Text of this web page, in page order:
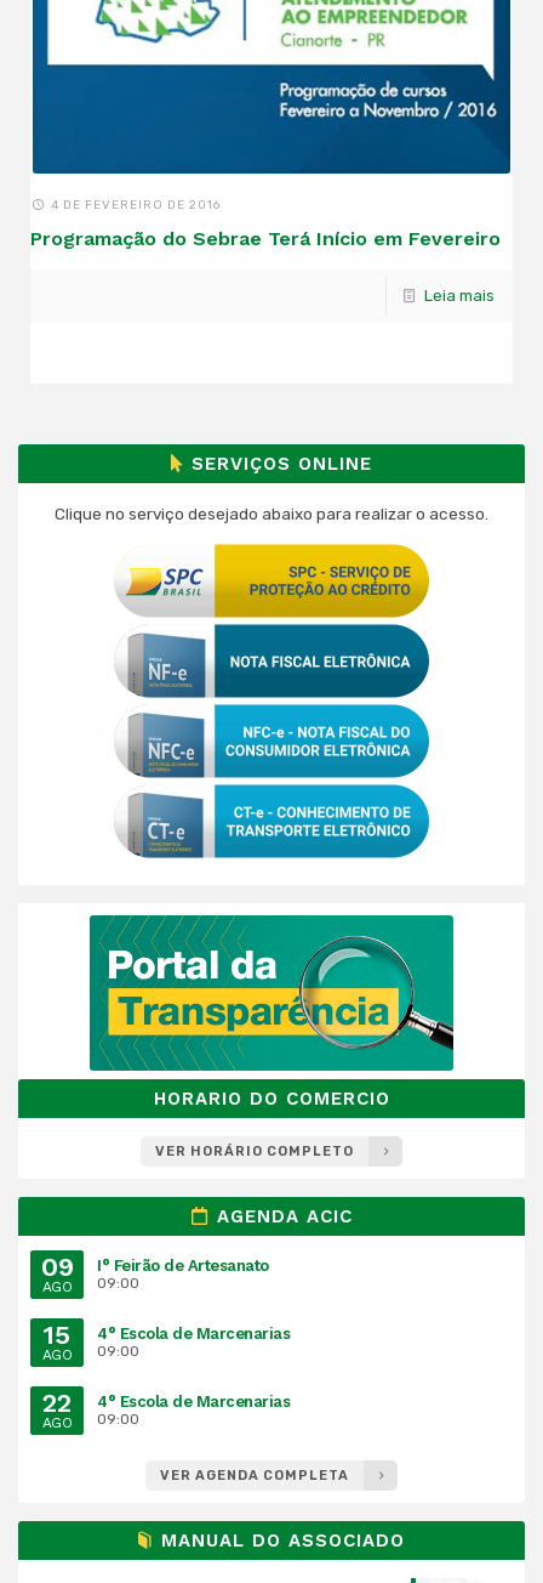
4 DE FEVEREIRO DE 2016
Programação do Sebrae Terá Início em Fevereiro
Leia mais
SERVIÇOS ONLINE
Clique no serviço desejado abaixo para realizar o acesso.
HORARIO DO COMERCIO
VER HORÁRIO COMPLETO
AGENDA ACIC
09
AGO
I° Feirão de Artesanato
09:00
15
AGO
4° Escola de Marcenarias
09:00
22
AGO
4° Escola de Marcenarias
09:00
VER AGENDA COMPLETA
MANUAL DO ASSOCIADO